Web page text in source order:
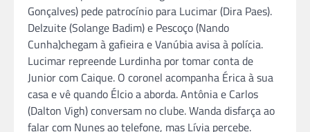
Gonçalves) pede patrocínio para Lucimar (Dira Paes).
Delzuite (Solange Badim) e Pescoço (Nando
Cunha)chegam à gafieira e Vanúbia avisa à polícia.
Lucimar repreende Lurdinha por tomar conta de
Junior com Caique. O coronel acompanha Érica à sua
casa e vê quando Élcio a aborda. Antônia e Carlos
(Dalton Vigh) conversam no clube. Wanda disfarça ao
falar com Nunes ao telefone, mas Lívia percebe.